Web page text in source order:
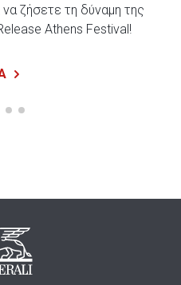
ζήσετε τη δύναμη της
Athens Festival!